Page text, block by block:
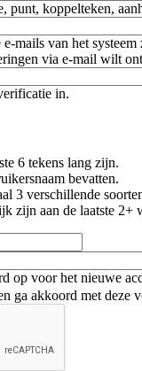
punt, koppelteken,
mails van het
via e-mail wilt
in.
6 tekens lang zijn.
bevatten.
3 verschillende
zijn aan de laatste 2+
op voor het nieuwe
ga akkoord met deze